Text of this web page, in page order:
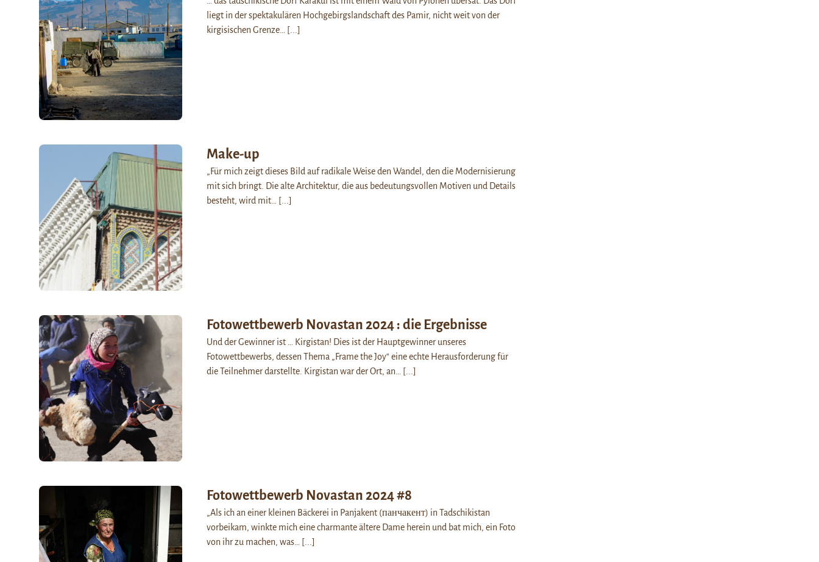
liegt in der spektakulären Hochgebirgslandschaft des Pamir, nicht weit von der
kirgisischen Grenze…
[...]
Make-up
„Für mich zeigt dieses Bild auf radikale Weise den Wandel, den die Modernisierung
mit sich bringt. Die alte Architektur, die aus bedeutungsvollen Motiven und Details
besteht, wird mit…
[...]
Fotowettbewerb Novastan 2024 : die Ergebnisse
Und der Gewinner ist … Kirgistan! Dies ist der Hauptgewinner unseres
Fotowettbewerbs, dessen Thema „Frame the Joy“ eine echte Herausforderung für
die Teilnehmer darstellte. Kirgistan war der Ort, an…
[...]
Fotowettbewerb Novastan 2024 #8
„Als ich an einer kleinen Bäckerei in Panjakent (панчакент) in Tadschikistan
vorbeikam, winkte mich eine charmante ältere Dame herein und bat mich, ein Foto
von ihr zu machen, was…
[...]